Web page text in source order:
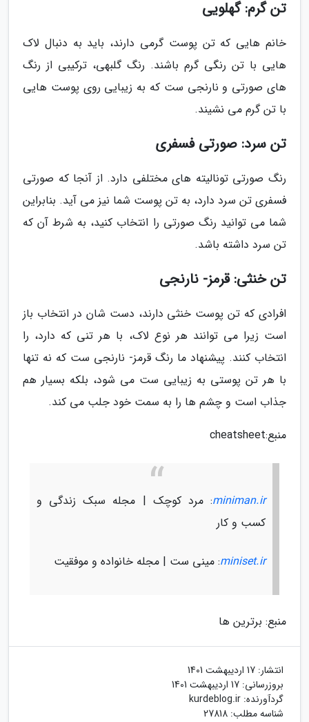
تن گرم: گهلویی
خانم هایی که تن پوست گرمی دارند، باید به دنبال لاک
هایی با تن رنگی گرم باشند. رنگ گلبهی، ترکیبی از رنگ
های صورتی و نارنجی ست که به زیبایی روی پوست هایی
با تن گرم می نشیند.
تن سرد: صورتی فسفری
رنگ صورتی تونالیته های مختلفی دارد. از آنجا که صورتی
فسفری تن سرد دارد، به تن پوست شما نیز می آید. بنابراین
شما می توانید رنگ صورتی را انتخاب کنید، به شرط آن که
تن سرد داشته باشد.
تن خنثی: قرمز- نارنجی
افرادی که تن پوست خنثی دارند، دست شان در انتخاب باز
است زیرا می توانند هر نوع لاک، با هر تنی که دارد، را
انتخاب کنند. پیشنهاد ما رنگ قرمز- نارنجی ست که نه تنها
با هر تن پوستی به زیبایی ست می شود، بلکه بسیار هم
جذاب است و چشم ها را به سمت خود جلب می کند.
منبع:cheatsheet
miniman.ir: مرد کوچک | مجله سبک زندگی و
کسب و کار
miniset.ir: مینی ست | مجله خانواده و موفقیت
منبع: برترین ها
انتشار: 17 اردیبهشت 1401
بروزرسانی: 17 اردیبهشت 1401
گردآورنده: kurdeblog.ir
شناسه مطلب: 27818